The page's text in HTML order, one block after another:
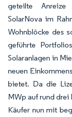
geteilte
SolarNova im
Wohnblöcke des
geführte
Solaranlagen in
neuen
bietet. Da die
MWp auf rund drei
Käufer nun mit